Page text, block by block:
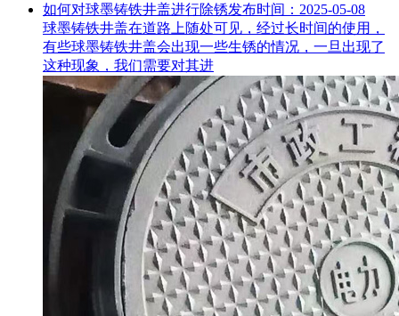
如何对球墨铸铁井盖进行除锈发布时间：2025-05-08
球墨铸铁井盖在道路上随处可见，经过长时间的使用，
有些球墨铸铁井盖会出现一些生锈的情况，一旦出现了
这种现象，我们需要对其进